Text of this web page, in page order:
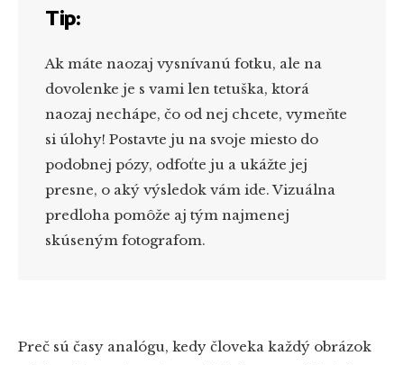
Tip:
Ak máte naozaj vysnívanú fotku, ale na
dovolenke je s vami len tetuška, ktorá
naozaj nechápe, čo od nej chcete, vymeňte
si úlohy! Postavte ju na svoje miesto do
podobnej pózy, odfoťte ju a ukážte jej
presne, o aký výsledok vám ide. Vizuálna
predloha pomôže aj tým najmenej
skúseným fotografom.
Preč sú časy analógu, kedy človeka každý obrázok